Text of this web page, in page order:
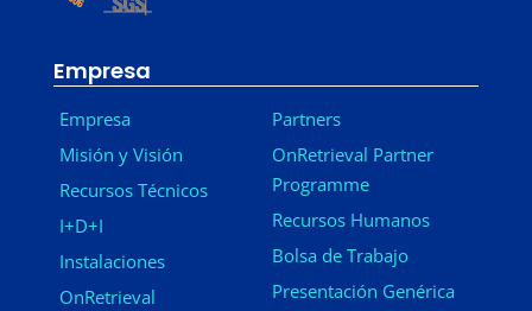
Empresa
Empresa
Misión y Visión
Recursos Técnicos
I+D+I
Instalaciones
OnRetrieval
Partners
OnRetrieval Partner
Programme
Recursos Humanos
Bolsa de Trabajo
Presentación Genérica